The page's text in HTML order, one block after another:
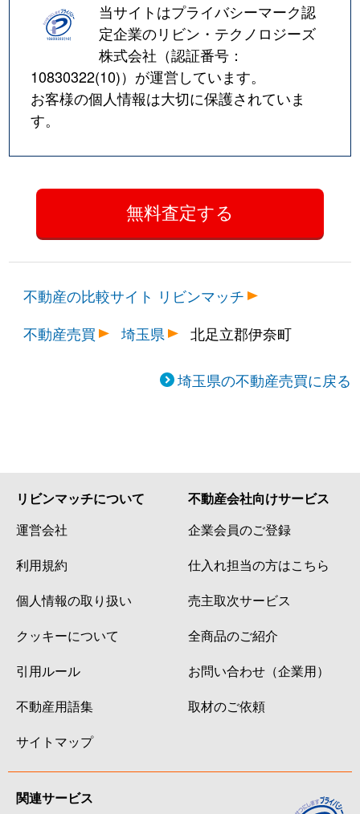
当サイトはプライバシーマーク認
定企業のリビン・テクノロジーズ
株式会社（認証番号：
10830322(10)）が運営しています。
お客様の個人情報は大切に保護されていま
す。
不動産の比較サイト リビンマッチ
不動産売買
埼玉県 北足立郡伊奈町
埼玉県の不動産売買に戻る
リビンマッチについて
運営会社
利用規約
個人情報の取り扱い
クッキーについて
引用ルール
不動産用語集
サイトマップ
不動産会社向けサービス
企業会員のご登録
仕入れ担当の方はこちら
売主取次サービス
全商品のご紹介
お問い合わせ（企業用）
取材のご依頼
関連サービス